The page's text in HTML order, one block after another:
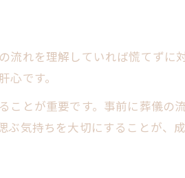
れを理解していれば慌てずに
です。
とが重要です。事前に葬儀の
気持ちを大切にすることが、成